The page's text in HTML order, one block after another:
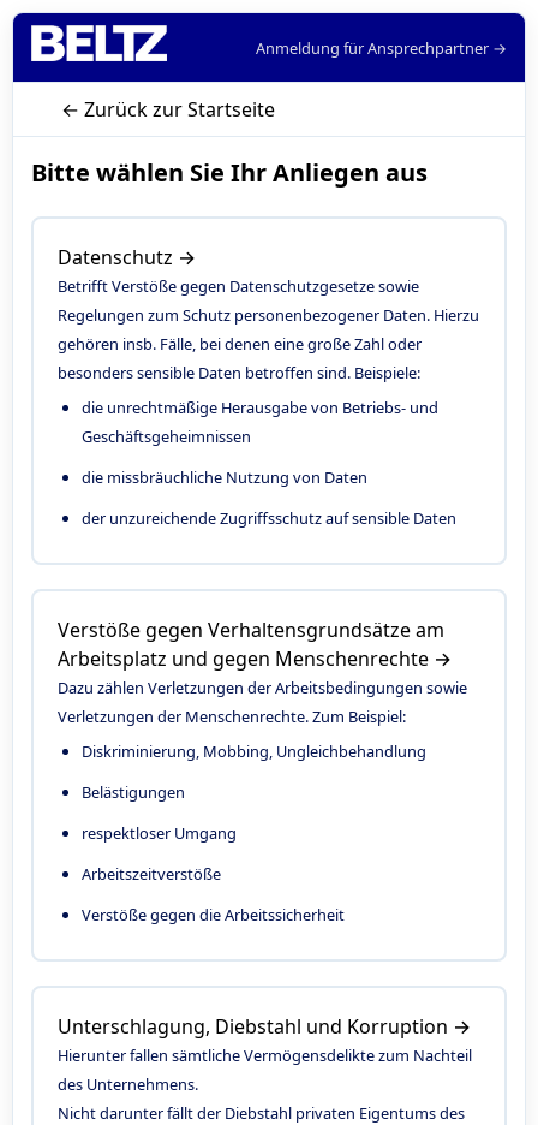
Anmeldung für Ansprechpartner →
← Zurück zur Startseite
Bitte wählen Sie Ihr Anliegen aus
Datenschutz →
Betrifft Verstöße gegen Datenschutzgesetze sowie
Regelungen zum Schutz personenbezogener Daten. Hierzu
gehören insb. Fälle, bei denen eine große Zahl oder
besonders sensible Daten betroffen sind. Beispiele:
die unrechtmäßige Herausgabe von Betriebs- und
Geschäftsgeheimnissen
die missbräuchliche Nutzung von Daten
der unzureichende Zugriffsschutz auf sensible Daten
Verstöße gegen Verhaltensgrundsätze am
Arbeitsplatz und gegen Menschenrechte →
Dazu zählen Verletzungen der Arbeitsbedingungen sowie
Verletzungen der Menschenrechte. Zum Beispiel:
Diskriminierung, Mobbing, Ungleichbehandlung
Belästigungen
respektloser Umgang
Arbeitszeitverstöße
Verstöße gegen die Arbeitssicherheit
Unterschlagung, Diebstahl und Korruption →
Hierunter fallen sämtliche Vermögensdelikte zum Nachteil
des Unternehmens.
Nicht darunter fällt der Diebstahl privaten Eigentums des